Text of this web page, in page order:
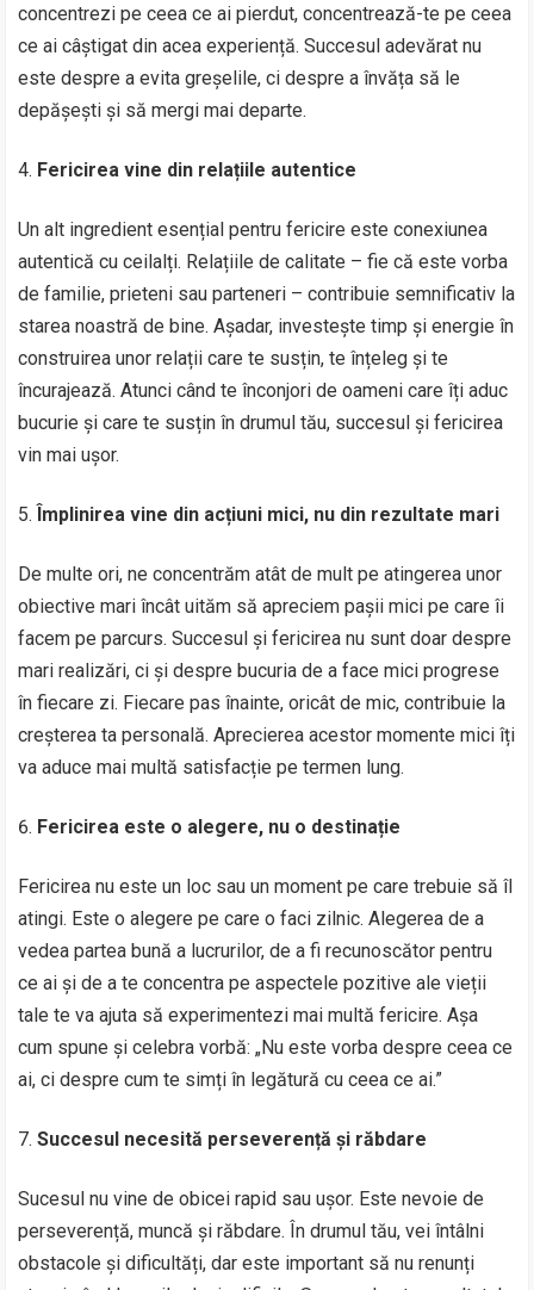
concentrezi pe ceea ce ai pierdut, concentrează-te pe ceea
ce ai câștigat din acea experiență. Succesul adevărat nu
este despre a evita greșelile, ci despre a învăța să le
depășești și să mergi mai departe.
Fericirea vine din relațiile autentice
Un alt ingredient esențial pentru fericire este conexiunea
autentică cu ceilalți. Relațiile de calitate – fie că este vorba
de familie, prieteni sau parteneri – contribuie semnificativ la
starea noastră de bine. Așadar, investește timp și energie în
construirea unor relații care te susțin, te înțeleg și te
încurajează. Atunci când te înconjori de oameni care îți aduc
bucurie și care te susțin în drumul tău, succesul și fericirea
vin mai ușor.
Împlinirea vine din acțiuni mici, nu din rezultate mari
De multe ori, ne concentrăm atât de mult pe atingerea unor
obiective mari încât uităm să apreciem pașii mici pe care îi
facem pe parcurs. Succesul și fericirea nu sunt doar despre
mari realizări, ci și despre bucuria de a face mici progrese
în fiecare zi. Fiecare pas înainte, oricât de mic, contribuie la
creșterea ta personală. Aprecierea acestor momente mici îți
va aduce mai multă satisfacție pe termen lung.
Fericirea este o alegere, nu o destinație
Fericirea nu este un loc sau un moment pe care trebuie să îl
atingi. Este o alegere pe care o faci zilnic. Alegerea de a
vedea partea bună a lucrurilor, de a fi recunoscător pentru
ce ai și de a te concentra pe aspectele pozitive ale vieții
tale te va ajuta să experimentezi mai multă fericire. Așa
cum spune și celebra vorbă: „Nu este vorba despre ceea ce
ai, ci despre cum te simți în legătură cu ceea ce ai.”
Succesul necesită perseverență și răbdare
Sucesul nu vine de obicei rapid sau ușor. Este nevoie de
perseverență, muncă și răbdare. În drumul tău, vei întâlni
obstacole și dificultăți, dar este important să nu renunți